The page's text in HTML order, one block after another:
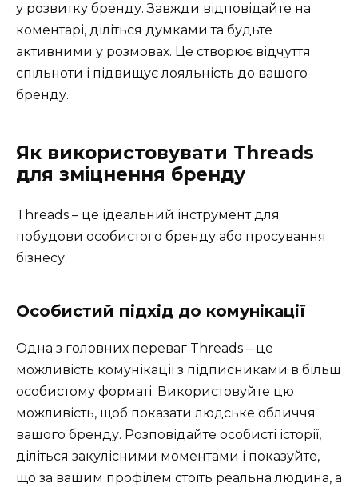
у розвитку бренду. Завжди відповідайте на
коментарі, діліться думками та будьте
активними у розмовах. Це створює відчуття
спільноти і підвищує лояльність до вашого
бренду.
Як використовувати Threads
для зміцнення бренду
Threads – це ідеальний інструмент для
побудови особистого бренду або просування
бізнесу.
Особистий підхід до комунікації
Одна з головних переваг Threads – це
можливість комунікації з підписниками в більш
особистому форматі. Використовуйте цю
можливість, щоб показати людське обличчя
вашого бренду. Розповідайте особисті історії,
діліться закулісними моментами і показуйте,
що за вашим профілем стоїть реальна людина, а